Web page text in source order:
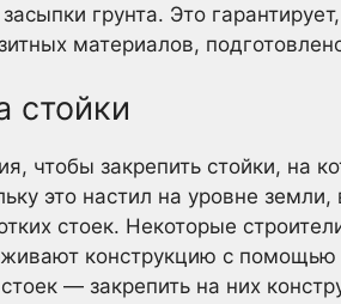
грунта. Это
материалов,
стойки
чтобы закрепить стойки, на
это настил на уровне
стоек. Некоторые
конструкцию с
— закрепить на них